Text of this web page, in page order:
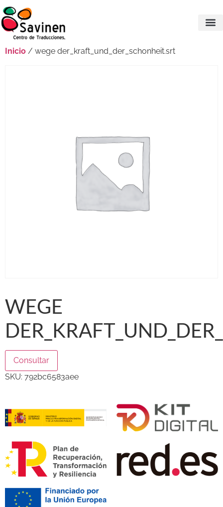
Inicio / wege der_kraft_und_der_schonheit.srt
WEGE
Consultar
SKU: 792bc6583aee